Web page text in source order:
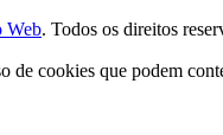
Web. Todos os direitos
de cookies que podem